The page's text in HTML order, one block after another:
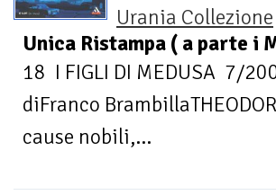
Urania Collezione
Unica Ristampa ( a parte i
18 I FIGLI DI MEDUSA 7/
diFranco
cause nobili,...